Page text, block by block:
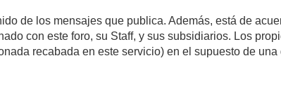
de los mensajes que publica. Además, está de
con este foro, su Staff, y sus subsidiarios. Los
recabada en este servicio) en el supuesto de